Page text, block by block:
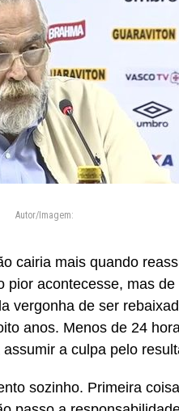
Autor/Imagem:
cairia mais quando
acontecesse, mas
vergonha de ser
anos. Menos de 24
a culpa pelo
sozinho. Primeira